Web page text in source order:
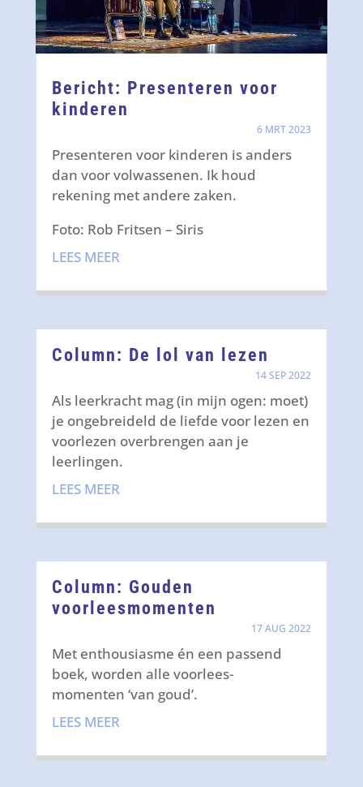
Bericht: Presenteren voor
kinderen
6 MRT 2023
Presenteren voor kinderen is anders
dan voor volwassenen. Ik houd
rekening met andere zaken.
Foto: Rob Fritsen – Siris
LEES MEER
Column: De lol van lezen
14 SEP 2022
Als leerkracht mag (in mijn ogen: moet)
je ongebreideld de liefde voor lezen en
voorlezen overbrengen aan je
leerlingen.
LEES MEER
Column: Gouden
voorleesmomenten
17 AUG 2022
Met enthousiasme én een passend
boek, worden alle voorlees-
momenten ‘van goud’.
LEES MEER